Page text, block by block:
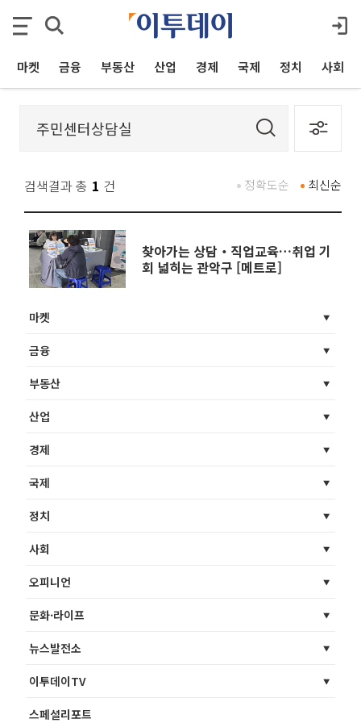
마켓 금융 부동산 산업 경제 국제 정치 사회
검색결과 총 1 건 최신순
정확도순
찾아가는 상담‧직업교육…취업 기
회 넓히는 관악구 [메트로]
마켓
금융
부동산
산업
경제
국제
정치
사회
오피니언
문화·라이프
뉴스발전소
이투데이TV
스페셜리포트